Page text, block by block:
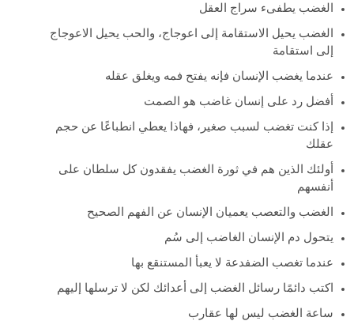
الغضب يطفىء سراج العقل
الغضب يحيل الاستقامة إلى اعوجاج، والحب يحيل الاعوجاج
إلى استقامة
عندما يغضب الإنسان فإنه يفتح فمه ويغلق عقله
أفضل رد على إنسان غاضب هو الصمت
إذا كنت تغضب لسبب صغير، فهاذا يعطي انطباعًا عن حجم
عقلك
أولئك الذين هم في ثورة الغضب يفقدون كل سلطان على
أنفسهم
الغضب والتعصب يعميان الإنسان عن الفهم الصحيح
يتحول دم الإنسان الغاضب إلى سُم
عندما تغصب الضفدعة لا يعبأ المستنقع بها
اكتب دائمًا رسائل الغضب إلى أعدائك لكن لا ترسلها إليهم
ساعة الغضب ليس لها عقارب